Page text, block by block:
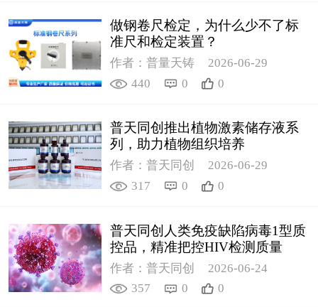
做钢卷尺检定，为什么少不了标
准尺和检定装置？
作者：普量天铸
2026-06-29
440
0 0
普天同创推出植物激素储存液系
列，助力植物组织培养
作者：普天同创
2026-06-29
317
0 0
普天同创人类免疫缺陷病毒1型质
控品，精准把控HIV检测质量
作者：普天同创
2026-06-24
357
0 0